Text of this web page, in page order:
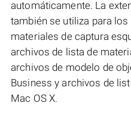
automáticamente. La
también se utiliza para
materiales de captura
archivos de lista de
archivos de modelo de
Business y archivos de
Mac OS X.